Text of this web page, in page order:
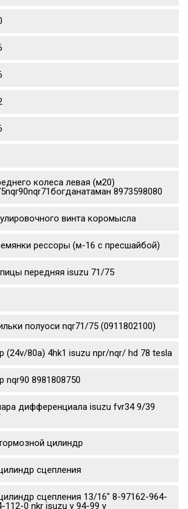
колеса левая (м20)
8973598080
винта коромысла
рессоры (м-16 с пресшайбой)
передняя isuzu 71/75
полуоси nqr71/75 (0911802100)
(24v/80a) 4hk1 isuzu npr/nqr/ hd 78 tesla
nqr90 8981808750
дифференциала isuzu fvr34 9/39
цилиндр
сцепления
сцепления 13/16" 8-97162-964-
112-0 nkr isuzu y 94-99 y